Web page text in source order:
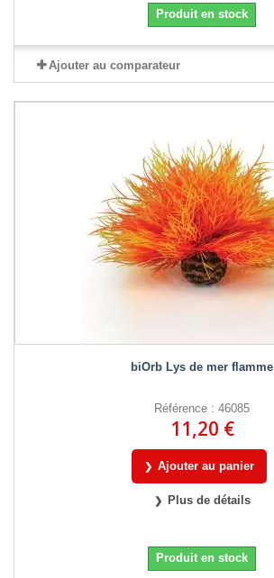
Produit en stock
Ajouter au comparateur
biOrb Lys de mer flamme
Référence : 46085
11,20 €
Ajouter au panier
Plus de détails
Produit en stock